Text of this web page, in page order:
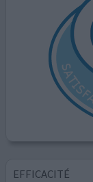
EFFICACITÉ